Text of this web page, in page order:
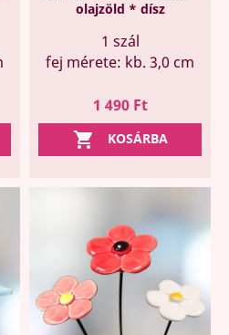
olajzöld * dísz
1 szál
fej mérete: kb. 3,0 cm
Ár
1 490 Ft
 KOSÁRBA